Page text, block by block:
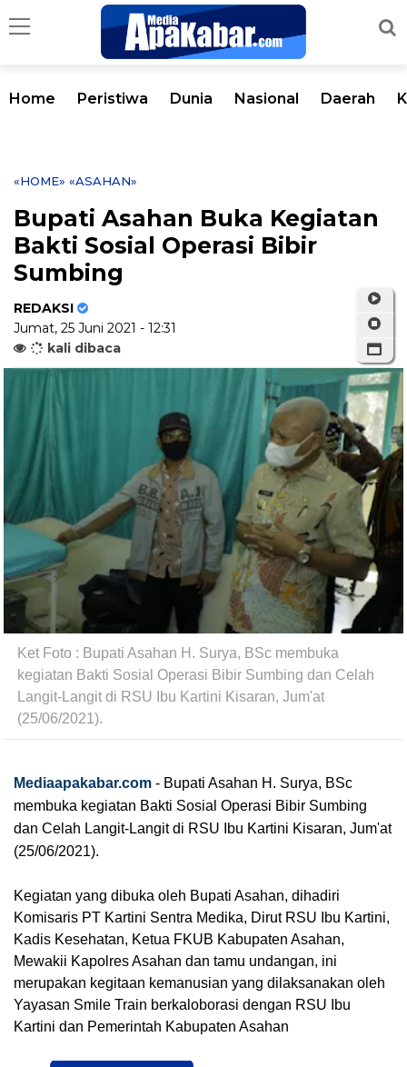
Home Peristiwa Dunia Nasional Daerah
«HOME» «ASAHAN»
Bupati Asahan Buka Kegiatan
Bakti Sosial Operasi Bibir
Sumbing
REDAKSI
Jumat, 25 Juni 2021 - 12:31
kali dibaca
Ket Foto : Bupati Asahan H. Surya, BSc membuka
kegiatan Bakti Sosial Operasi Bibir Sumbing dan Celah
Langit-Langit di RSU Ibu Kartini Kisaran, Jum'at
(25/06/2021).
Mediaapakabar.com - Bupati Asahan H. Surya, BSc
membuka kegiatan Bakti Sosial Operasi Bibir Sumbing
dan Celah Langit-Langit di RSU Ibu Kartini Kisaran, Jum'at
(25/06/2021).
Kegiatan yang dibuka oleh Bupati Asahan, dihadiri
Komisaris PT Kartini Sentra Medika, Dirut RSU Ibu Kartini,
Kadis Kesehatan, Ketua FKUB Kabupaten Asahan,
Mewakii Kapolres Asahan dan tamu undangan, ini
merupakan kegitaan kemanusian yang dilaksanakan oleh
Yayasan Smile Train berkaloborasi dengan RSU Ibu
Kartini dan Pemerintah Kabupaten Asahan